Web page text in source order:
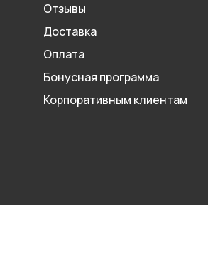
Отзывы
Доставка
Оплата
Бонусная программа
Корпоративным клиентам